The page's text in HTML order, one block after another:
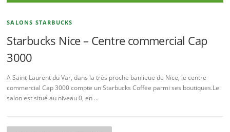
SALONS STARBUCKS
Starbucks Nice – Centre commercial Cap
3000
A Saint-Laurent du Var, dans la très proche banlieue de Nice, le centre
commercial Cap 3000 compte un Starbucks Coffee parmi ses boutiques.Le
salon est situé au niveau 0, en …
Navigation des articles